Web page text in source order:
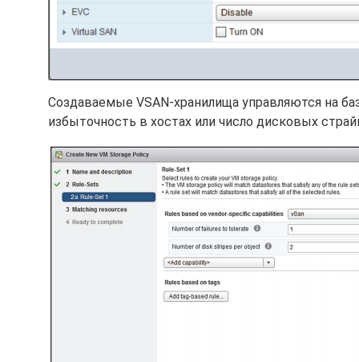
Создаваемые VSAN-хранилища управляются на
избыточность в хостах или число дисковых